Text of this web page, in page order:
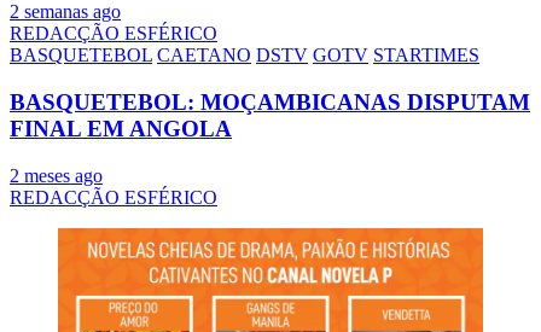
2 semanas ago
REDACÇÃO ESFÉRICO
BASQUETEBOL CAETANO DSTV GOTV STARTIMES
BASQUETEBOL: MOÇAMBICANAS DISPUTAM
FINAL EM ANGOLA
2 meses ago
REDACÇÃO ESFÉRICO